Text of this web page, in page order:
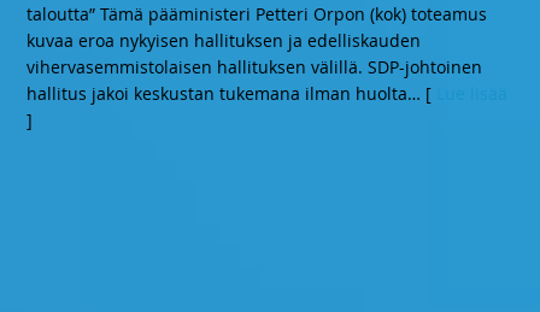
taloutta” Tämä pääministeri Petteri Orpon (kok) toteamus
kuvaa eroa nykyisen hallituksen ja edelliskauden
vihervasemmistolaisen hallituksen välillä. SDP-johtoinen
hallitus jakoi keskustan tukemana ilman huolta… [
]